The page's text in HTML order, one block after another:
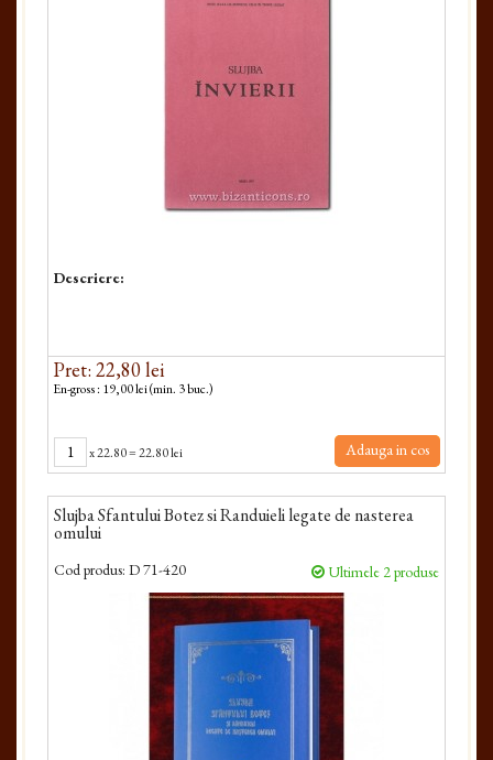
Descriere:
Pret: 22,80 lei
En-gross : 19,00 lei (min. 3 buc.)
x22.80=22.80 lei Adauga in cos
Slujba Sfantului Botez si Randuieli legate de nasterea
omului
Cod produs: D 71-420 Ultimele 2 produse